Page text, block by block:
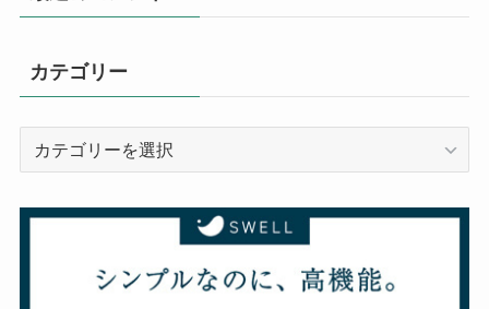
カテゴリー
リ